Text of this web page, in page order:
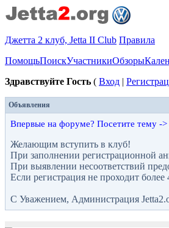
Джетта 2 клуб, Jetta II Club Правила
ПомощьПоискУчастникиОбзоры
Здравствуйте Гость ( Вход |
Объявления
Впервые на форуме? Посетите тему ->
Желающим вступить в клуб!
При заполнении регистрационной
При выявлении несоответствий
Если регистрация не проходит
С Уважением, Администрация